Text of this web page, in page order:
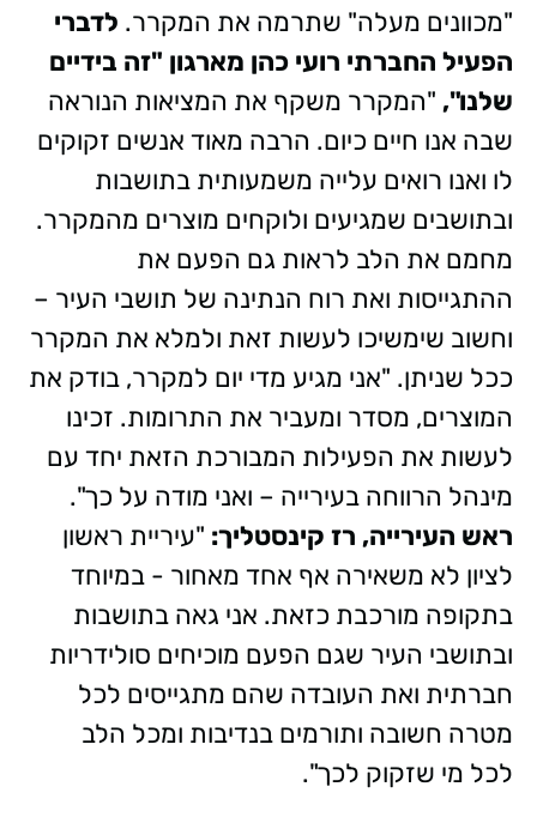
"מכוונים מעלה" שתרמה את המקרר. לדברי
הפעיל החברתי רועי כהן מארגון "זה בידיים
שלנו", "המקרר משקף את המציאות הנוראה
שבה אנו חיים כיום. הרבה מאוד אנשים זקוקים
לו ואנו רואים עלייה משמעותית בתושבות
ובתושבים שמגיעים ולוקחים מוצרים מהמקרר.
מחמם את הלב לראות גם הפעם את
ההתגייסות ואת רוח הנתינה של תושבי העיר –
וחשוב שימשיכו לעשות זאת ולמלא את המקרר
ככל שניתן. "אני מגיע מדי יום למקרר, בודק את
המוצרים, מסדר ומעביר את התרומות. זכינו
לעשות את הפעילות המבורכת הזאת יחד עם
מינהל הרווחה בעירייה – ואני מודה על כך".
ראש העירייה, רז קינסטליך: "עיריית ראשון
לציון לא משאירה אף אחד מאחור - במיוחד
בתקופה מורכבת כזאת. אני גאה בתושבות
ובתושבי העיר שגם הפעם מוכיחים סולידריות
חברתית ואת העובדה שהם מתגייסים לכל
מטרה חשובה ותורמים בנדיבות ומכל הלב
לכל מי שזקוק לכך".